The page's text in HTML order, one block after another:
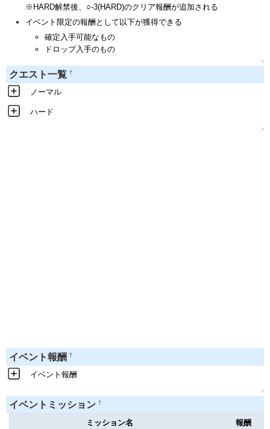
※HARD解禁後、○-3(HARD)のクリア報酬が追加される
イベント限定の報酬として以下が獲得できる
確定入手可能なもの
ドロップ入手のもの
↑
クエスト一覧 †
ノーマル
ハード
↑
イベント報酬 †
イベント報酬
↑
イベントミッション †
ミッション名 報酬